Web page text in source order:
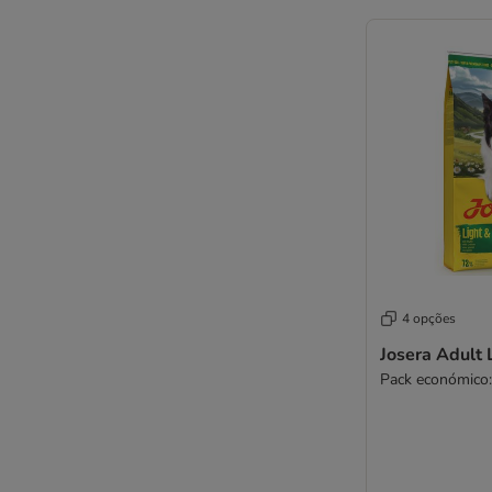
4 opções
Josera Adult
Pack